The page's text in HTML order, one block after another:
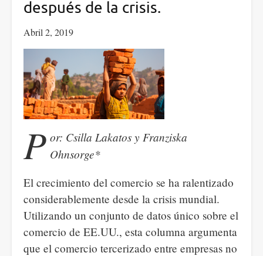
commodities
el
nuevo
imperialismo
después de la crisis.
Abril 2, 2019
P or: Csilla Lakatos y Franziska
Ohnsorge*
El crecimiento del comercio se ha ralentizado
considerablemente desde la crisis mundial.
Utilizando un conjunto de datos único sobre el
comercio de EE.UU., esta columna argumenta
que el comercio tercerizado entre empresas no